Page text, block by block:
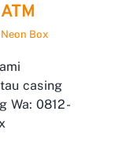
Neon Box
casing
Wa: 0812-